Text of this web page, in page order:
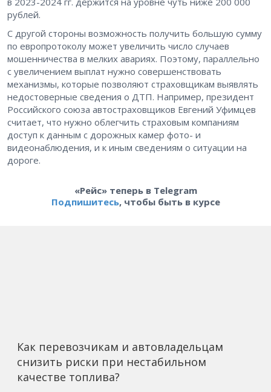
рублей.
С другой стороны возможность получить большую сумму
по европротоколу может увеличить число случаев
мошенничества в мелких авариях. Поэтому, параллельно
с увеличением выплат нужно совершенствовать
механизмы, которые позволяют страховщикам выявлять
недостоверные сведения о ДТП. Например, президент
Российского союза автостраховщиков Евгений Уфимцев
считает, что нужно облегчить страховым компаниям
доступ к данным с дорожных камер фото- и
видеонаблюдения, и к иным сведениям о ситуации на
дороге.
«Рейс» теперь в Telegram
Подпишитесь, чтобы быть в курсе
Как перевозчикам и автовладельцам
снизить риски при нестабильном
качестве топлива?